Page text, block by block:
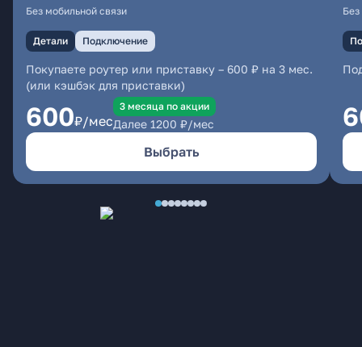
Без мобильной связи
Детали Подключение
Покупаете роутер или приставку – 600 ₽ на 3 мес.
(или кэшбэк для приставки)
600₽/мес
3 месяцa по акции
Далее 1200 ₽/мес
Выбрать